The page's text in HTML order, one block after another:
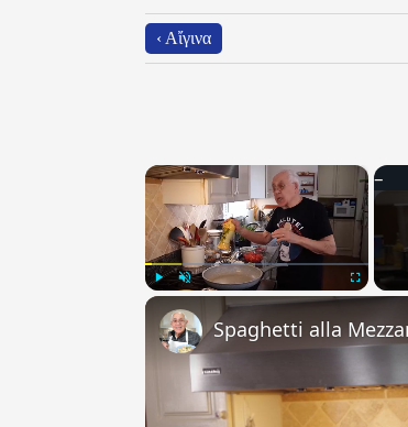
‹ Αἴγινα
×
Fullscreen
Spaghetti alla